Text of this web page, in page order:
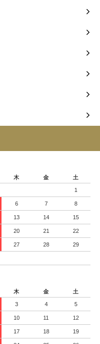
木 金 土
1
6 7 8
13 14 15
20 21 22
27 28 29
木 金 土
3 4 5
10 11 12
17 18 19